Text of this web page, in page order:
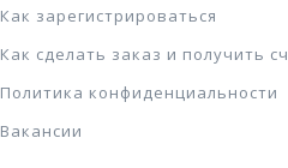
Как зарегистрироваться
Как сделать заказ и получить
Политика конфиденциальности
Вакансии